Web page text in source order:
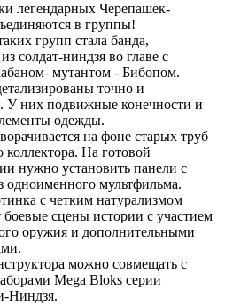
легендарных Черепашек-
в группы!
групп стала банда,
солдат-ниндзя во главе с
мутантом - Бибопом.
точно и
У них подвижные конечности и
одежды.
на фоне старых труб
коллектора. На готовой
нужно установить панели с
одноименного мультфильма.
с четким натурализмом
боевые сцены истории с участием
оружия и дополнительными
можно совмещать с
Mega Bloks серии
Ниндзя.